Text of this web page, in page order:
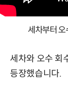
세차부터
세차와 오수 회
등장했습니다.